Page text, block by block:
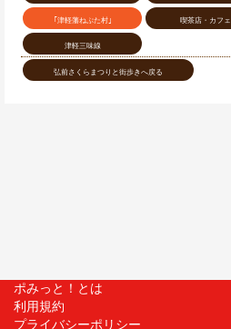
｢津軽藩ねぷた村｣ 喫茶店・カフェ
津軽三味線
弘前さくらまつりと街歩きへ戻る
ポみっと！とは
利用規約
プライバシーポリシー